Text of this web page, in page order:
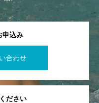
申込み
合わせ
ださい